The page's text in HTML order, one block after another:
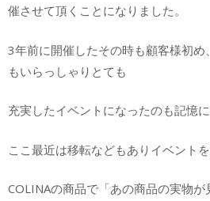
催させて頂くことになりました。
3年前に開催したその時も顧客様初
もいらっしゃりとても
充実したイベントになったのも記憶に
ここ最近は移転などもありイベント
COLINAの商品で「あの商品の実物